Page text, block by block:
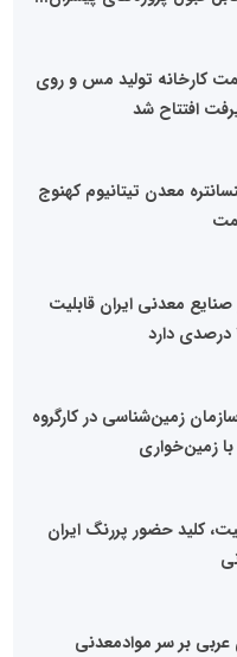
کارخانه تولید مس و روی
افتتاح شد
معدن تیتانیوم کهنوج
معدنی ایران قابلیت
زمین‌شناسی در کارگروه
زمین‌خواری
کلید حضور پررنگ ایران
بر سر موادمعدنی